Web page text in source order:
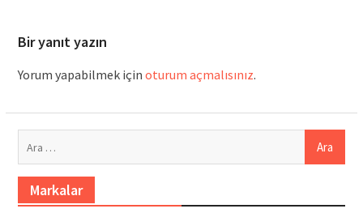
Bir yanıt yazın
Yorum yapabilmek için oturum açmalısınız.
Markalar